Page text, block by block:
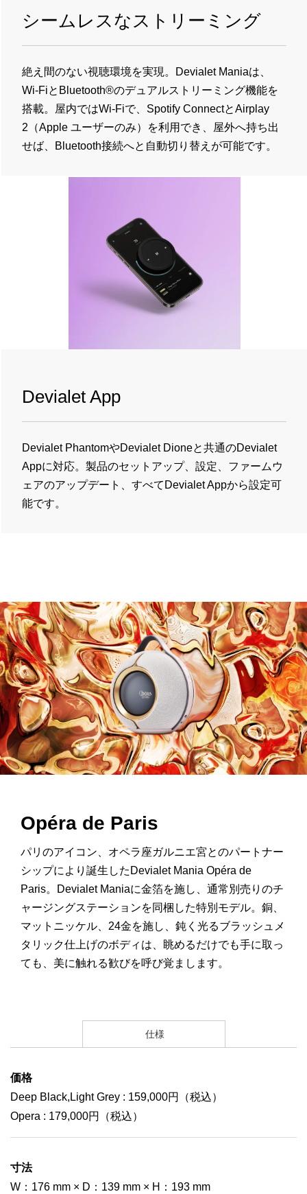
シームレスなストリーミング
絶え間のない視聴環境を実現。Devialet Maniaは、
Wi-FiとBluetooth®のデュアルストリーミング機能を
搭載。屋内ではWi-Fiで、Spotify ConnectとAirplay
2（Apple ユーザーのみ）を利用でき、屋外へ持ち出
せば、Bluetooth接続へと自動切り替えが可能です。
Devialet App
Devialet PhantomやDevialet Dioneと共通のDevialet
Appに対応。製品のセットアップ、設定、ファームウ
ェアのアップデート、すべて Devialet Appから設定可
能です。
Opéra de Paris
パリのアイコン、オペラ座ガルニエ宮とのパートナー
シップにより誕生したDevialet Mania Opéra de
Paris。Devialet Maniaに金箔を施し、 通常別売りのチ
ャージングステーションを同梱した特別モデル。銅、
マットニッケル、24金を施し、鈍く光るブラッシュメ
タリック仕上げのボディは、眺めるだけでも手に取っ
ても、美に触れる歓びを呼び覚まします。
仕様
価格
Deep Black,Light Grey : 159,000円（税込）
Opera : 179,000円（税込）
寸法
W：176 mm × D：139 mm × H：193 mm